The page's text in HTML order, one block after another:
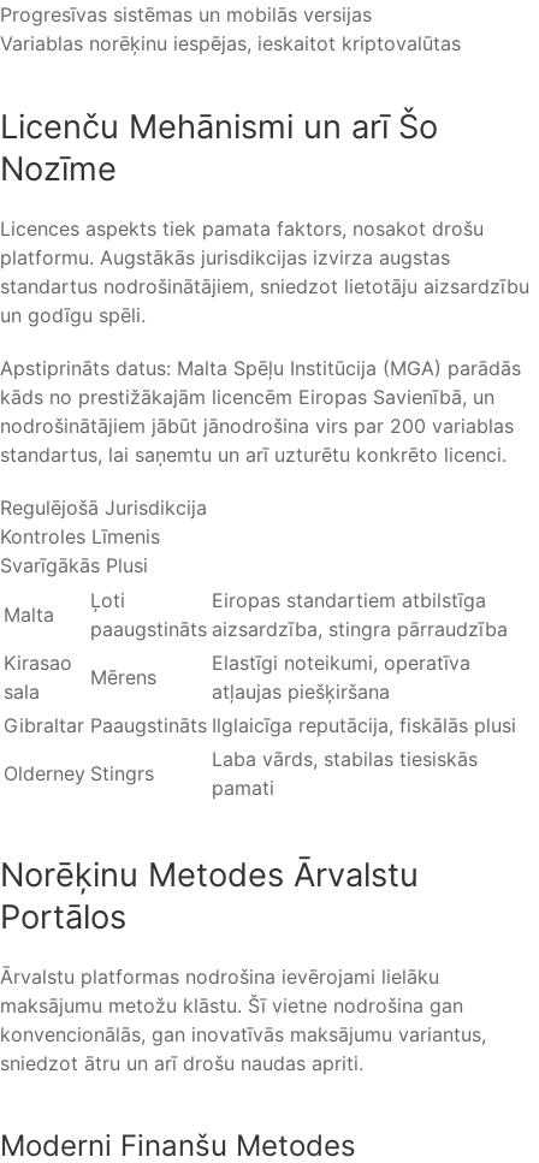
Progresīvas sistēmas un mobilās versijas
Variablas norēķinu iespējas, ieskaitot kriptovalūtas
Licenču Mehānismi un arī Šo
Nozīme
Licences aspekts tiek pamata faktors, nosakot drošu
platformu. Augstākās jurisdikcijas izvirza augstas
standartus nodrošinātājiem, sniedzot lietotāju aizsardzību
un godīgu spēli.
Apstiprināts datus: Malta Spēļu Institūcija (MGA) parādās
kāds no prestižākajām licencēm Eiropas Savienībā, un
nodrošinātājiem jābūt jānodrošina virs par 200 variablas
standartus, lai saņemtu un arī uzturētu konkrēto licenci.
Regulējošā Jurisdikcija
Kontroles Līmenis
Svarīgākās Plusi
Malta
Ļoti
paaugstināts
Eiropas standartiem atbilstīga
aizsardzība, stingra pārraudzība
Kirasao
sala
Mērens
Elastīgi noteikumi, operatīva
atļaujas piešķiršana
Gibraltar Paaugstināts Ilglaicīga reputācija, fiskālās plusi
Olderney Stingrs
Laba vārds, stabilas tiesiskās
pamati
Norēķinu Metodes Ārvalstu
Portālos
Ārvalstu platformas nodrošina ievērojami lielāku
maksājumu metožu klāstu. Šī vietne nodrošina gan
konvencionālās, gan inovatīvās maksājumu variantus,
sniedzot ātru un arī drošu naudas apriti.
Moderni Finanšu Metodes